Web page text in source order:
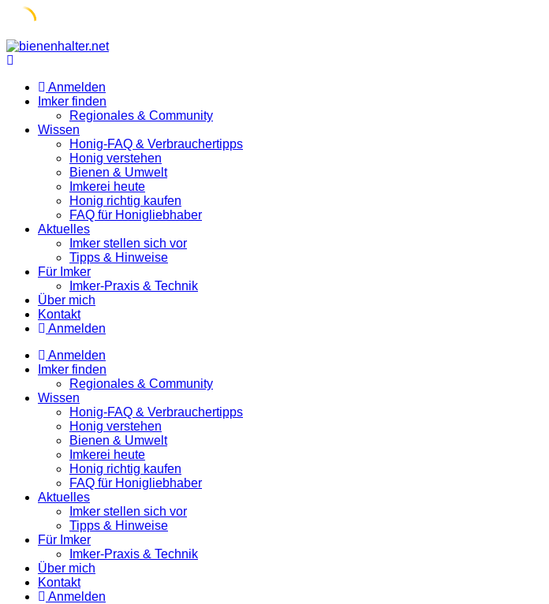
Skip
to
Anmelden
Imker finden
Regionales & Community
Wissen
Honig-FAQ & Verbrauchertipps
Honig verstehen
Bienen & Umwelt
Imkerei heute
Honig richtig kaufen
FAQ für Honigliebhaber
Aktuelles
Imker stellen sich vor
Tipps & Hinweise
Für Imker
Imker-Praxis & Technik
Über mich
Kontakt
Anmelden
Anmelden
Imker finden
Regionales & Community
Wissen
Honig-FAQ & Verbrauchertipps
Honig verstehen
Bienen & Umwelt
Imkerei heute
Honig richtig kaufen
FAQ für Honigliebhaber
Aktuelles
Imker stellen sich vor
Tipps & Hinweise
Für Imker
Imker-Praxis & Technik
Über mich
Kontakt
Anmelden